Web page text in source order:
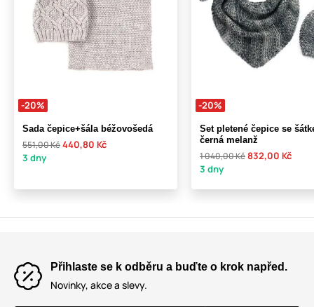
-20%
Sada čepice+šála béžovošedá
551,00 Kč440,80 Kč
3 dny
-20%
Set pletené čepice se
černá melanž
1 040,00 Kč832,00 Kč
3 dny
Přihlaste se k odběru a buďte o krok napřed.
Novinky, akce a slevy.